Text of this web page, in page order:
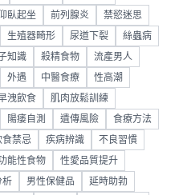
臥起坐 前列腺炎 禁慾迷思
生殖器畸形 尿道下裂 絲蟲病
知識 殺精食物 流產男人
外遇 中醫食療 性高潮
洩飲食 肌肉放鬆訓練
陽痿自測 遺傳風險 食療方法
食禁忌 疾病辨識 不良習慣
能性食物 性愛品質提升
析 男性保健品 延時助勃